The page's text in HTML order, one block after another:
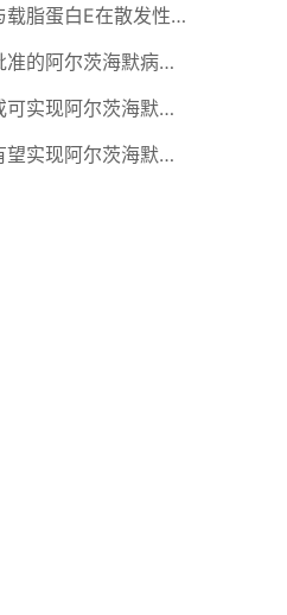
微小RNA失调与载脂蛋白E在散发性阿尔茨海默病中的作用：分子机制、生物标志物及性别特异性效应
加拿大卫生部批准的阿尔茨海默病药物关键信息解析
突破性新方法或可实现阿尔茨海默病早期检测
突破性新方法有望实现阿尔茨海默病早期检测